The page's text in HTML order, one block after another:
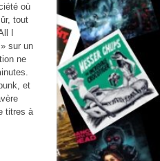
où
tout
I
sur un
ne
et
titres à